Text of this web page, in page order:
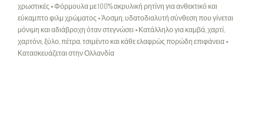
χρωστικές • Φόρμουλα με 100% ακρυλική ρητίνη για ανθεκτικό και
εύκαμπτο φιλμ χρώματος • Άοσμη, υδατοδιαλυτή σύνθεση που γίνεται
μόνιμη και αδιάβροχη όταν στεγνώσει • Κατάλληλο για καμβά, χαρτί,
χαρτόνι, ξύλο, πέτρα, τσιμέντο και κάθε ελαφρώς πορώδη επιφάνεια •
Κατασκευάζεται στην Ολλανδία